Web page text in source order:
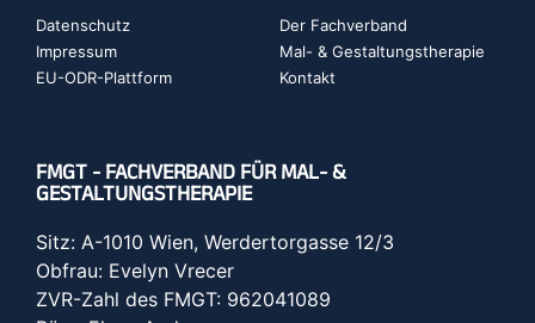
Datenschutz
Impressum
EU-ODR-Plattform
Der Fachverband
Mal- & Gestaltungstherapie
Kontakt
FMGT - FACHVERBAND FÜR MAL- &
GESTALTUNGSTHERAPIE
Sitz: A-1010 Wien, Werdertorgasse 12/3
Obfrau: Evelyn Vrecer
ZVR-Zahl des FMGT: 962041089